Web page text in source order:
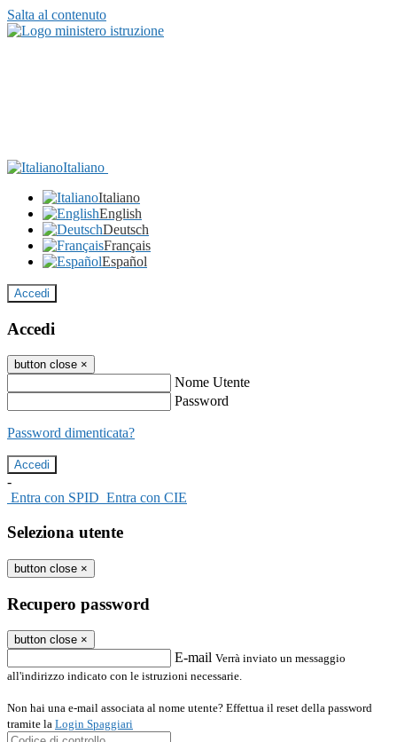
Salta al contenuto
Italiano
Italiano
English
Deutsch
Français
Español
Accedi
Accedi
button close ×
Nome Utente
Password
Password dimenticata?
-
Entra con SPID Entra con CIE
Seleziona utente
button close ×
Recupero password
button close ×
E-mail Verrà inviato un messaggio
all'indirizzo indicato con le istruzioni necessarie.
Non hai una e-mail associata al nome utente? Effettua il reset della password
tramite la Login Spaggiari